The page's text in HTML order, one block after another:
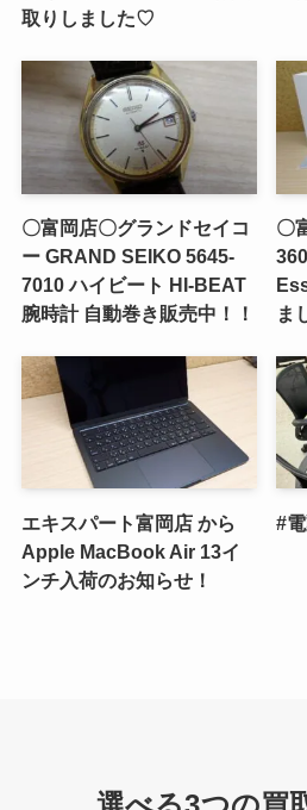
取りしました♡
〇富岡店〇グランドセイコ
ー GRAND SEIKO 5645-
7010 ハイビート HI-BEAT
腕時計 自動巻き販売中！！
〇
ま
エキスパート富岡店 から
Apple MacBook Air 13イ
ンチ入荷のお知らせ！
#